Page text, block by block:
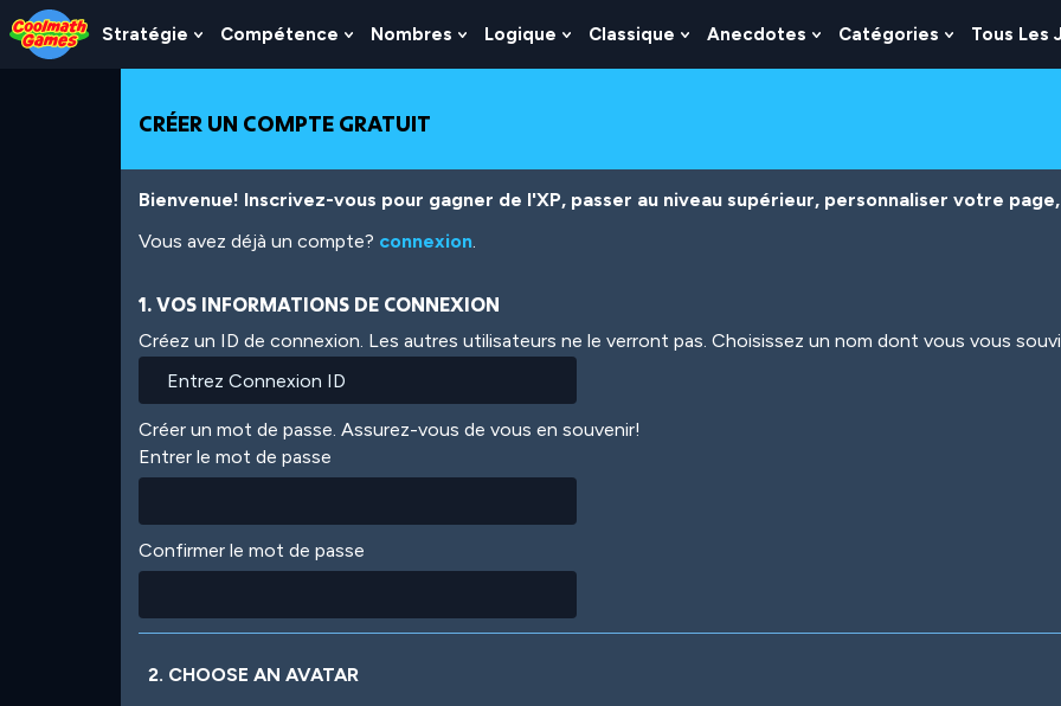
Skip
to
Top
Skip
to
Navigation
Skip
to
Main
Skip
to
Footer
Aller
au
contenu
Stratégie
Show
Submenu
Stratégie
Compétence
Show
Submenu
Compétence
Nombres
Show
Submenu
Logique
Show
Submenu
Classique
Show
Submenu
Anecdotes
Show
Submenu
Catégories
Show
Submenu
Tous Les
CRÉER UN COMPTE GRATUIT
Bienvenue! Inscrivez-vous pour gagner de l'XP, passer au niveau supérieur, personnaliser votre
Vous avez déjà un compte? connexion.
1. VOS INFORMATIONS DE CONNEXION
Créez un ID de connexion. Les autres utilisateurs ne le verront pas. Choisissez un nom dont vous vous
Créer un mot de passe. Assurez-vous de vous en souvenir!
Entrer le mot de passe
Confirmer le mot de passe
2. CHOOSE AN AVATAR